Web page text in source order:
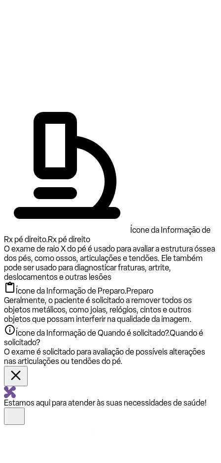
Ícone da Informação de
Rx pé direito.Rx pé direito
O exame de raio X do pé é usado para avaliar a estrutura óssea
dos pés, como ossos, articulações e tendões. Ele também
pode ser usado para diagnosticar fraturas, artrite,
deslocamentos e outras lesões
Ícone da Informação de Preparo.Preparo
Geralmente, o paciente é solicitado a remover todos os
objetos metálicos, como joias, relógios, cintos e outros
objetos que possam interferir na qualidade da imagem.
Ícone da Informação de Quando é solicitado?.Quando é
solicitado?
O exame é solicitado para avaliação de possíveis alterações
nas articulações ou tendões do pé.
Estamos aqui para atender às suas necessidades de saúde!